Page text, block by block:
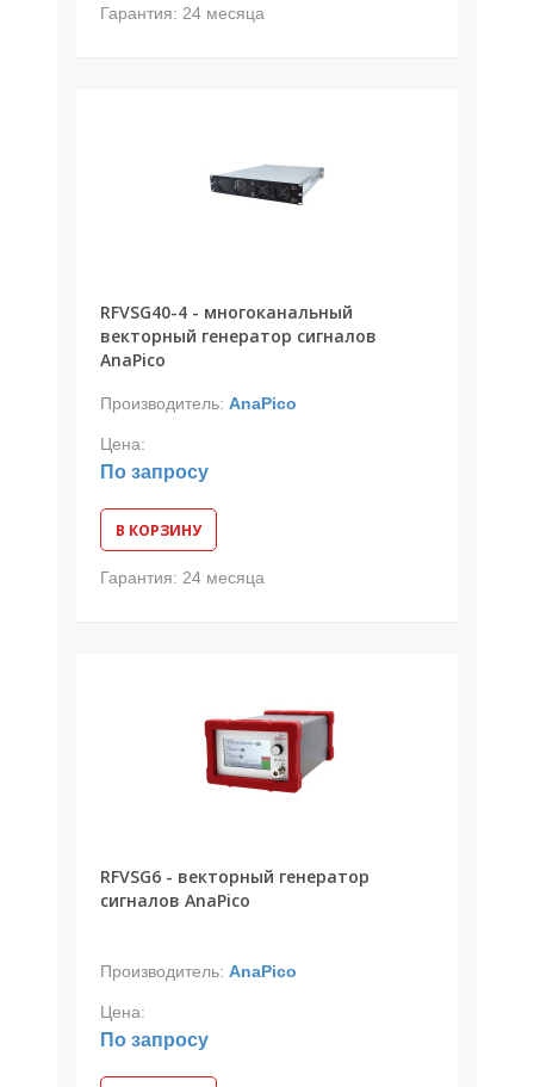
Гарантия: 24 месяца
RFVSG40-4 - многоканальный
векторный генератор сигналов
AnaPico
Производитель: AnaPico
Цена:
По запросу
В КОРЗИНУ
Гарантия: 24 месяца
RFVSG6 - векторный генератор
сигналов AnaPico
Производитель: AnaPico
Цена:
По запросу